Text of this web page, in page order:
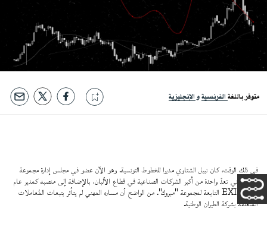
متوفر باللغة الفرنسية الإنجليزية
في ذلك الوقت، كان نبيل الشتاوي مديرا للخطوط التونسية. وهو الآن عضو في مجلس إدارة مجموعة
ديليس التي تعدّ واحدة من أكبر الشركات الصناعية في قطاع الألبان، بالإضافة إلى منصبه كمدير عام
لشركة EXIS التابعة لمجموعة "مبروك". من الواضح أن مساره المهني لم يتأثر بتبعات المُعاملات
المتعلّقة بشركة الطيران الوطنية.